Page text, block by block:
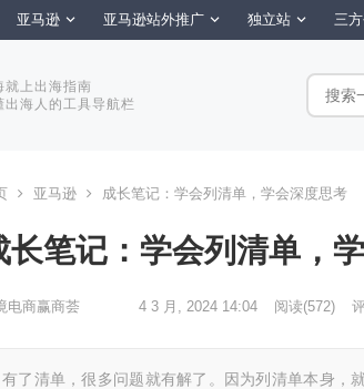
亚马逊 亚马逊站外推广 独立站 三
就上出海指南
出海人的工具导航栏
亚马逊 成长笔记：学会列清单，学会深度思考
长笔记：学会列清单，
电商赢商荟 4 3 月, 2024 14:04 阅读(572)
有了清单，很多问题就有解了。因为列清单本身，